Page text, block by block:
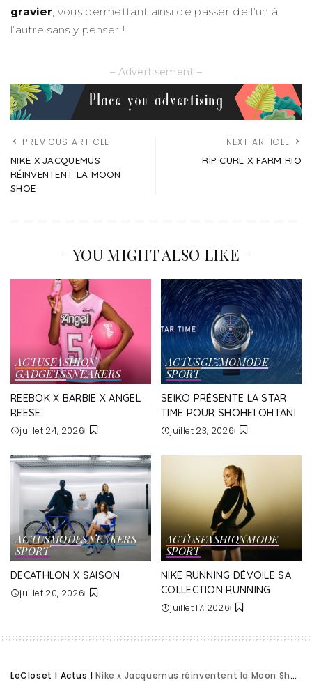
gravier, vous permettant ainsi de passer de l’un à
l’autre sans y penser !
– Advertisement –
PREVIOUS ARTICLE
NIKE X JACQUEMUS
RÉINVENTENT LA MOON
SHOE
NEXT ARTICLE
RIP CURL X FARM RIO
YOU MIGHT ALSO LIKE
ACTUSFASHION
GADGETSSNEAKERS
REEBOK X BARBIE X ANGEL
REESE
juillet 24, 2026
ACTUSGIZMOMODE
SPORT
SEIKO PRÉSENTE LA STAR
TIME POUR SHOHEI OHTANI
juillet 23, 2026
ACTUSMODESNEAKERS
SPORT
DECATHLON X SAISON
juillet 20, 2026
ACTUSFASHIONMODE
SPORT
NIKE RUNNING DÉVOILE SA
COLLECTION RUNNING
juillet 17, 2026
LeCloset | Actus |Nike x Jacquemus réinventent la Moon Shoe